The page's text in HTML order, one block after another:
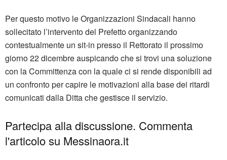
Per questo motivo le Organizzazioni Sindacali hanno
sollecitato l’intervento del Prefetto organizzando
contestualmente un sit-in presso il Rettorato il prossimo
giorno 22 dicembre auspicando che si trovi una soluzione
con la Committenza con la quale ci si rende disponibili ad
un confronto per capire le motivazioni alla base dei ritardi
comunicati dalla Ditta che gestisce il servizio.
Partecipa alla discussione. Commenta
l'articolo su Messinaora.it